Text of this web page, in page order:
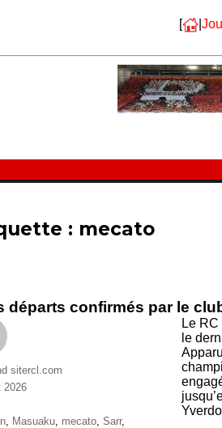
[ |
: mecato
départs confirmés par le
Le
le
sitercl.com
2026
Masuaku mecato Sarr,